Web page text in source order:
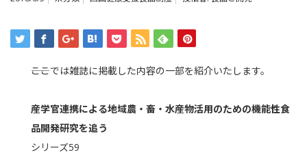
――ここでは雑誌に掲載した内容の一部を紹介いたします。
産学官連携による地域農・畜・水産物活用のための機能性食
品開発研究を追う
シリーズ59